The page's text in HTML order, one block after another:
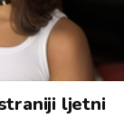
ljetni